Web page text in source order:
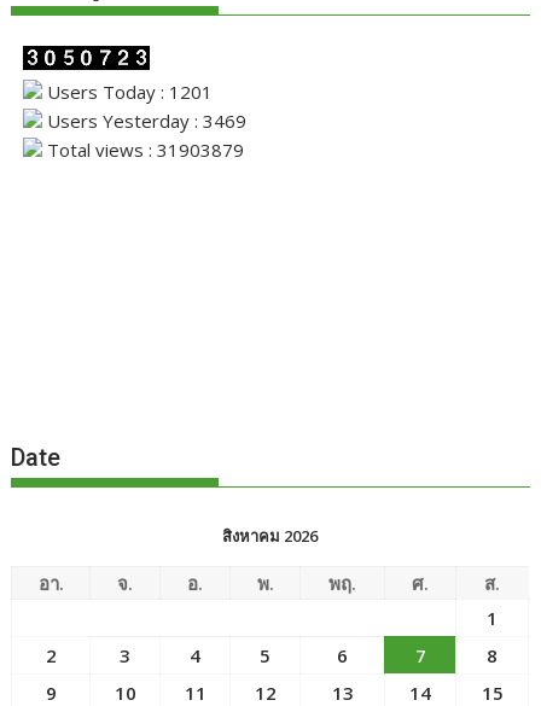
Users Today : 1201
Users Yesterday : 3469
Total views : 31903879
Date
สิงหาคม 2026
อา. จ. อ. พ. พฤ. ศ.
ส.
1
2
3 4 5 6 7
8
9
10 11 12 13 14
15